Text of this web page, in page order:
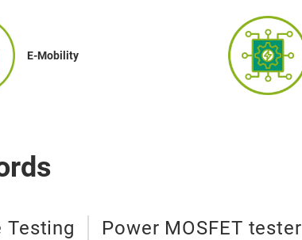
E-Mobility
Testing Power MOSFET tester